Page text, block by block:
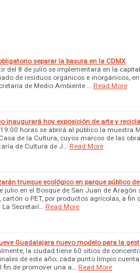
separar la basura en la CDMX
del 8 de julio se implementará en la
de residuos orgánicos e inorgánicos,
de Medio Ambiente …
Read More
inaugurará hoy exposición de arte y
horas se abrirá al público la muestra
de la Cultura, cuyos marcos de las
de Cultura de J…
Read More
trueque ecológico en parque público de
julio en el Bosque de San Juan de
cartón o PET, por productos agrícolas, a
Secretarí…
Read More
Guadalajara nuevo modelo para la
la ciudad tiene 60 sitios de
de este año; cada punto limpio
fin de promover una a…
Read More